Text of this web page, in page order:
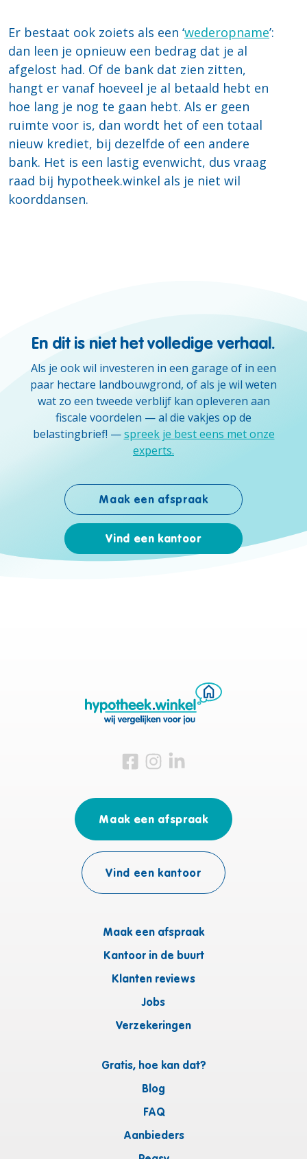
Er bestaat ook zoiets als een ‘wederopname’:
dan leen je opnieuw een bedrag dat je al
afgelost had. Of de bank dat zien zitten,
hangt er vanaf hoeveel je al betaald hebt en
hoe lang je nog te gaan hebt. Als er geen
ruimte voor is, dan wordt het of een totaal
nieuw krediet, bij dezelfde of een andere
bank. Het is een lastig evenwicht, dus vraag
raad bij hypotheek.winkel als je niet wil
koorddansen.
En dit is niet het volledige verhaal.
Als je ook wil investeren in een garage of in een
paar hectare landbouwgrond, of als je wil weten
wat zo een tweede verblijf kan opleveren aan
fiscale voordelen — al die vakjes op de
belastingbrief! —spreek je best eens met onze
experts.
Maak een afspraak
Vind een kantoor
Bezoek ons op Facebook
Bezoek ons op Instagram
Bezoek ons op Linkedin
Maak een afspraak
Kantoor in de buurt
Klanten reviews
Jobs
Verzekeringen
Gratis, hoe kan dat?
Blog
FAQ
Aanbieders
Maak een afspraak
Vind een kantoor